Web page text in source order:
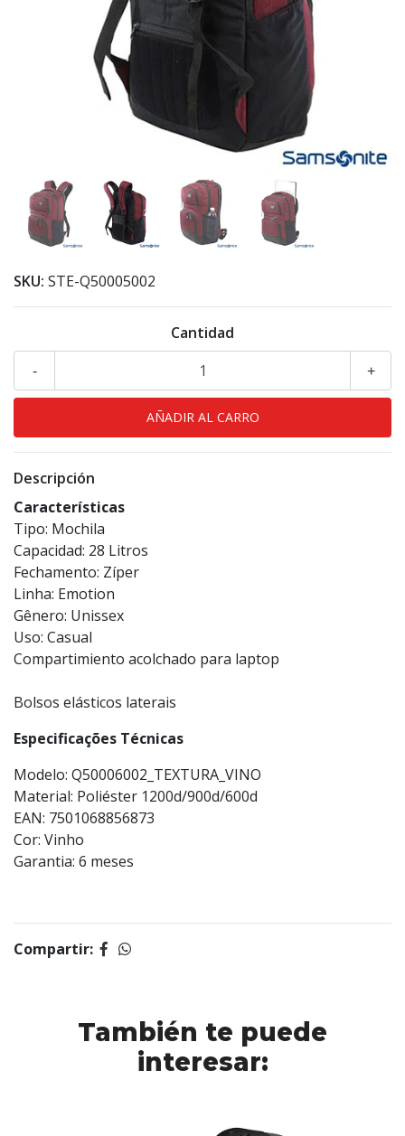
SKU: STE-Q50005002
Cantidad
+
-
Descripción
Características
Tipo: Mochila
Capacidad: 28 Litros
Fechamento: Zíper
Linha: Emotion
Gênero: Unissex
Uso: Casual
Compartimiento acolchado para laptop
Bolsos elásticos laterais
Especificações Técnicas
Modelo: Q50006002_TEXTURA_VINO
Material: Poliéster 1200d/900d/600d
EAN: 7501068856873
Cor: Vinho
Garantia: 6 meses
Compartir:
También te puede
interesar: